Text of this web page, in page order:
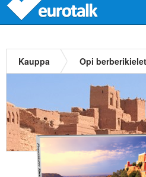
Kauppa Opi